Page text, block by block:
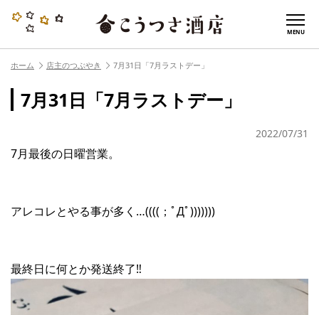
MENU
ホーム 店主のつぶやき 7月31日「7月ラストデー」
7月31日「7月ラストデー」
2022/07/31
7月最後の日曜営業。
アレコレとやる事が多く…((((；ﾟДﾟ)))))))
最終日に何とか発送終了‼︎